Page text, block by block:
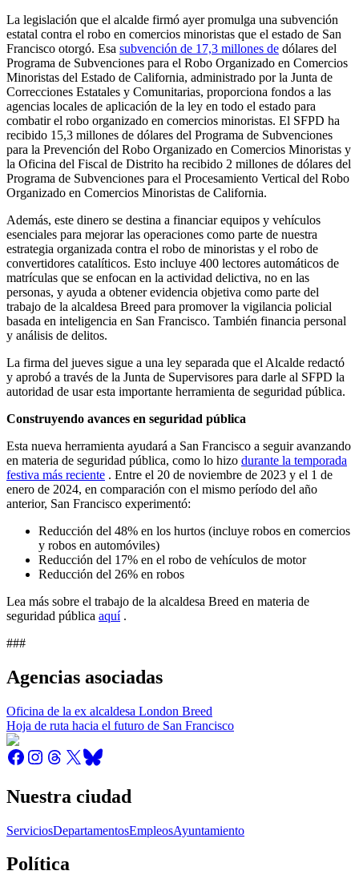
La legislación que el alcalde firmó ayer promulga una subvención
estatal contra el robo en comercios minoristas que el estado de San
Francisco otorgó. Esa subvención de 17,3 millones de dólares del
Programa de Subvenciones para el Robo Organizado en Comercios
Minoristas del Estado de California, administrado por la Junta de
Correcciones Estatales y Comunitarias, proporciona fondos a las
agencias locales de aplicación de la ley en todo el estado para
combatir el robo organizado en comercios minoristas. El SFPD ha
recibido 15,3 millones de dólares del Programa de Subvenciones
para la Prevención del Robo Organizado en Comercios Minoristas y
la Oficina del Fiscal de Distrito ha recibido 2 millones de dólares del
Programa de Subvenciones para el Procesamiento Vertical del Robo
Organizado en Comercios Minoristas de California.
Además, este dinero se destina a financiar equipos y vehículos
esenciales para mejorar las operaciones como parte de nuestra
estrategia organizada contra el robo de minoristas y el robo de
convertidores catalíticos. Esto incluye 400 lectores automáticos de
matrículas que se enfocan en la actividad delictiva, no en las
personas, y ayuda a obtener evidencia objetiva como parte del
trabajo de la alcaldesa Breed para promover la vigilancia policial
basada en inteligencia en San Francisco. También financia personal
y análisis de delitos.
La firma del jueves sigue a una ley separada que el Alcalde redactó
y aprobó a través de la Junta de Supervisores para darle al SFPD la
autoridad de usar esta importante herramienta de seguridad pública.
Construyendo avances en seguridad pública
Esta nueva herramienta ayudará a San Francisco a seguir avanzando
en materia de seguridad pública, como lo hizo durante la temporada
festiva más reciente . Entre el 20 de noviembre de 2023 y el 1 de
enero de 2024, en comparación con el mismo período del año
anterior, San Francisco experimentó:
Reducción del 48% en los hurtos (incluye robos en comercios
y robos en automóviles)
Reducción del 17% en el robo de vehículos de motor
Reducción del 26% en robos
Lea más sobre el trabajo de la alcaldesa Breed en materia de
seguridad pública aquí.
###
Agencias asociadas
Oficina de la ex alcaldesa London Breed
Hoja de ruta hacia el futuro de San Francisco
Nuestra ciudad
ServiciosDepartamentosEmpleosAyuntamiento
Política